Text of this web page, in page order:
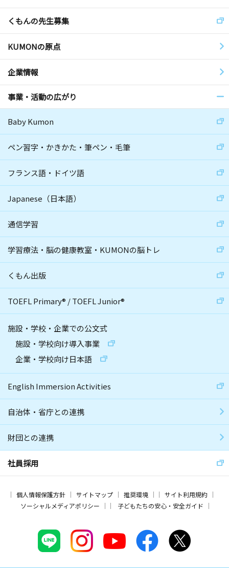
くもんの先生募集
KUMONの原点
企業情報
事業・活動の広がり
Baby Kumon
ペン習字・かきかた・筆ペン・毛筆
フランス語・ドイツ語
Japanese（日本語）
通信学習
学習療法・脳の健康教室・KUMONの脳トレ
くもん出版
TOEFL Primary® /TOEFL Junior®
施設・学校・企業での公文式
施設・学校向け導入事業
企業・学校向け日本語
English Immersion Activities
自治体・省庁との連携
財団との連携
社員採用
個人情報保護方針 サイトマップ 推奨環境
サイト利用規約
ソーシャルメディアポリシー
子どもたちの安心・安全ガイド